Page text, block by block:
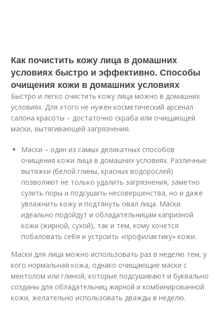
Как почистить кожу лица в домашних
условиях быстро и эффективно. Способы
очищения кожи в домашних условиях
Быстро и легко очистить кожу лица можно в домашних
условиях. Для этого не нужен косметический арсенал
салона красоты – достаточно скраба или очищающей
маски, вытягивающей загрязнения.
Маски – один из самых деликатных способов
очищения кожи лица в домашних условиях. Различные
вытяжки (белой глины, красных водорослей)
позволяют не только удалить загрязнения, заметно
сузить поры и подсушить несовершенства, но и даже
увлажнить кожу и подтянуть овал лица. Маски
идеально подойдут и обладательницам капризной
кожи (жирной, сухой), так и тем, кому хочется
побаловать себя и устроить «профилактику» кожи.
Маски для лица можно использовать раз в неделю тем, у
кого нормальная кожа, однако очищающие маски с
ментолом или глиной, которые подсушивают и буквально
созданы для обладательниц жирной и комбинированной
кожи, желательно использовать дважды в неделю.